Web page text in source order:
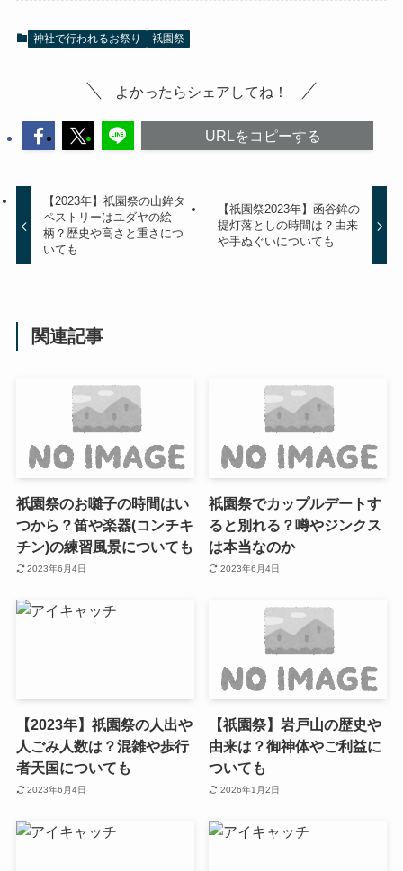
神社で行われるお祭り 祇園祭
よかったらシェアしてね！
URLをコピーする
【2023年】祇園祭の山鉾タ
ペストリーはユダヤの絵
柄？歴史や高さと重さにつ
いても
【祇園祭2023年】函谷鉾の
提灯落としの時間は？由来
や手ぬぐいについても
関連記事
祇園祭のお囃子の時間はい
つから？笛や楽器(コンチキ
チン)の練習風景についても
2023年6月4日
祇園祭でカップルデートす
ると別れる？噂やジンクス
は本当なのか
2023年6月4日
【2023年】祇園祭の人出や
人ごみ人数は？混雑や歩行
者天国についても
2023年6月4日
【祇園祭】岩戸山の歴史や
由来は？御神体やご利益に
ついても
2026年1月2日